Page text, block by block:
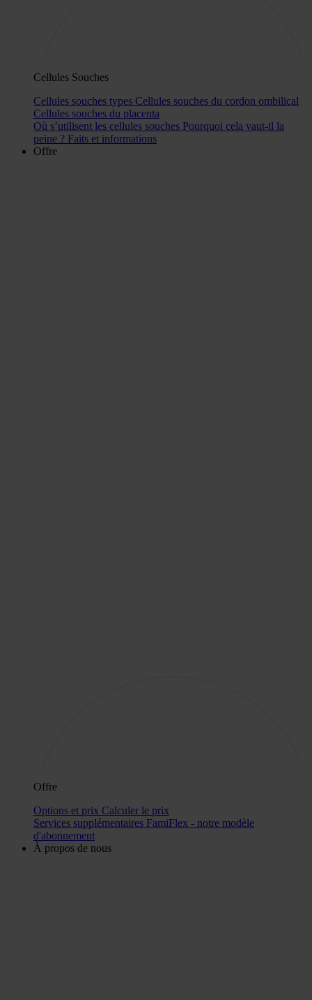
Cellules Souches
Cellules souches types Cellules souches du cordon ombilical
Cellules souches du placenta
Où s’utilisent les cellules souches Pourquoi cela vaut-il la
peine ? Faits et informations
Offre
Offre
Options et prix Calculer le prix
Services supplémentaires FamiFlex - notre modèle
d'abonnement
À propos de nous